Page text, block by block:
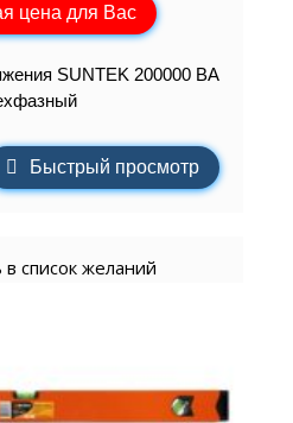
цена для Вас
SUNTEK 200000 ВА
Быстрый просмотр
список желаний